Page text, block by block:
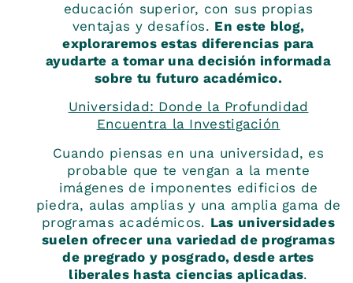
educación superior, con sus propias
ventajas y desafíos. En este blog,
exploraremos estas diferencias para
ayudarte a tomar una decisión informada
sobre tu futuro académico.
Universidad: Donde la Profundidad
Encuentra la Investigación
Cuando piensas en una universidad, es
probable que te vengan a la mente
imágenes de imponentes edificios de
piedra, aulas amplias y una amplia gama de
programas académicos. Las universidades
suelen ofrecer una variedad de programas
de pregrado y posgrado, desde artes
liberales hasta ciencias aplicadas.